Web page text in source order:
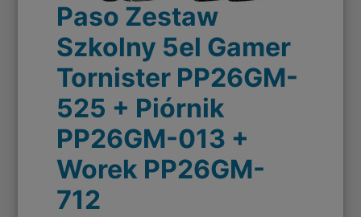
Paso Zestaw
Szkolny 5el Gamer
Tornister PP26GM-
525 + Piórnik
PP26GM-013 +
Worek PP26GM-
712